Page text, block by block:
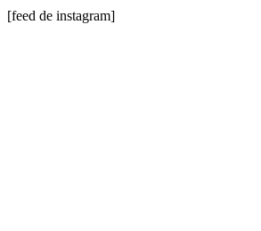
[feed de instagram]